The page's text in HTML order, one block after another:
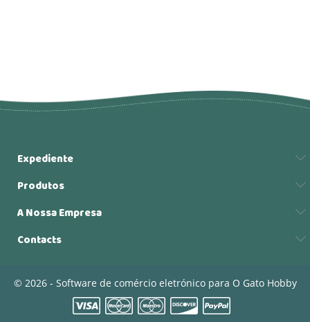
Expediente
Produtos
A Nossa Empresa
Contacts
© 2026 - Software de comércio eletrónico para O Gato Hobby